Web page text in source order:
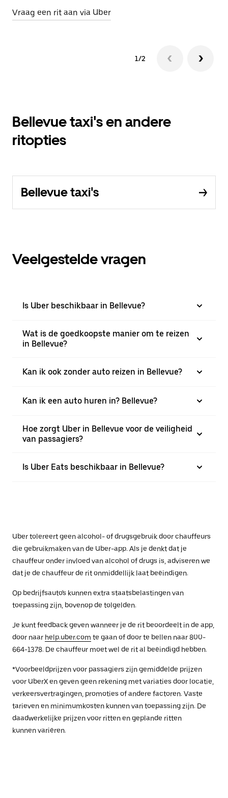
Vraag een rit aan via Uber
1/2
Bellevue taxi's en andere
ritopties
Bellevue taxi's
Veelgestelde vragen
Is Uber beschikbaar in Bellevue?
Wat is de goedkoopste manier om te reizen
in Bellevue?
Kan ik ook zonder auto reizen in Bellevue?
Kan ik een auto huren in? Bellevue?
Hoe zorgt Uber in Bellevue voor de veiligheid
van passagiers?
Is Uber Eats beschikbaar in Bellevue?
Uber tolereert geen alcohol- of drugsgebruik door chauffeurs
die gebruikmaken van de Uber-app. Als je denkt dat je
chauffeur onder invloed van alcohol of drugs is, adviseren we
dat je de chauffeur de rit onmiddellijk laat beëindigen.
Op bedrijfsauto's kunnen extra staatsbelastingen van
toepassing zijn, bovenop de tolgelden.
Je kunt feedback geven wanneer je de rit beoordeelt in de app,
door naar help.uber.com te gaan of door te bellen naar 800-
664-1378. De chauffeur moet wel de rit al beëindigd hebben.
*Voorbeeldprijzen voor passagiers zijn gemiddelde prijzen
voor UberX en geven geen rekening met variaties door locatie,
verkeersvertragingen, promoties of andere factoren. Vaste
tarieven en minimumkosten kunnen van toepassing zijn. De
daadwerkelijke prijzen voor ritten en geplande ritten
kunnen variëren.